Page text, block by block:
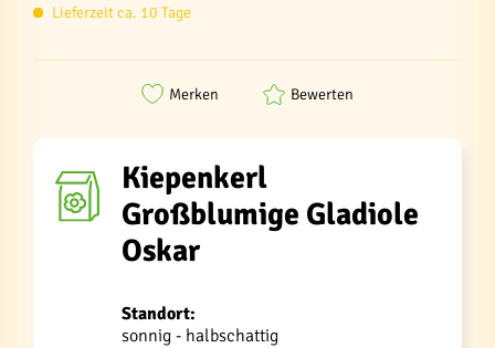
Lieferzeit ca. 10 Tage
Merken Bewerten
Kiepenkerl
Großblumige Gladiole
Oskar
Standort:
sonnig - halbschattig